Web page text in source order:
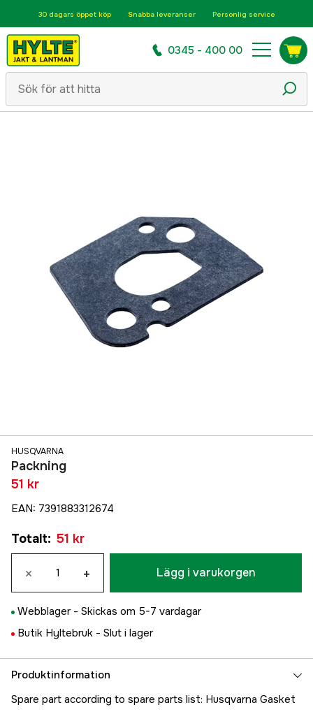
30 dagars öppet köp Snabba leveranser Personlig service
0345 - 400 00
HUSQVARNA
Packning
51 kr
EAN: 7391883312674
Totalt: 51 kr
× + Lägg i varukorgen
Webblager - Skickas om 5-7 vardagar
Butik Hyltebruk - Slut i lager
Produktinformation
Spare part according to spare parts list: Husqvarna Gasket